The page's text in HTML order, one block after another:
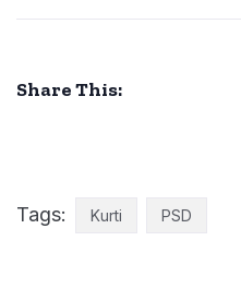
Share This:
Tags: Kurti PSD